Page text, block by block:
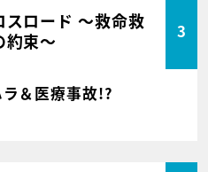
スロード ～救命救
約束～
3
＆医療事故!?